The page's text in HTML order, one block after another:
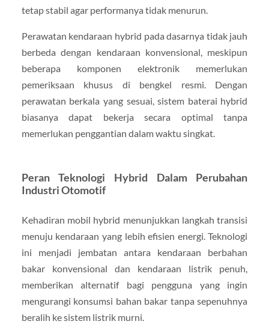
tetap stabil agar performanya tidak menurun.
Perawatan kendaraan hybrid pada dasarnya tidak jauh
berbeda dengan kendaraan konvensional, meskipun
beberapa komponen elektronik memerlukan
pemeriksaan khusus di bengkel resmi. Dengan
perawatan berkala yang sesuai, sistem baterai hybrid
biasanya dapat bekerja secara optimal tanpa
memerlukan penggantian dalam waktu singkat.
Peran Teknologi Hybrid Dalam Perubahan
Industri Otomotif
Kehadiran mobil hybrid menunjukkan langkah transisi
menuju kendaraan yang lebih efisien energi. Teknologi
ini menjadi jembatan antara kendaraan berbahan
bakar konvensional dan kendaraan listrik penuh,
memberikan alternatif bagi pengguna yang ingin
mengurangi konsumsi bahan bakar tanpa sepenuhnya
beralih ke sistem listrik murni.